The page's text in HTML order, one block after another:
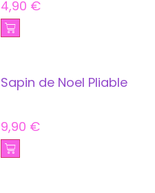
4,90 €
Sapin de Noel Pliable
9,90 €